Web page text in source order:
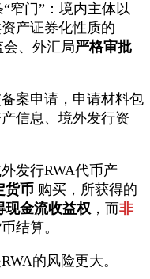
窄门”：境内主体以
产证券化性质的
、外汇局严格审批
案申请，申请材料包
信息、境外发行资
发行RWA代币产
货币 购买，所获得的
现金流收益权 ，而非
结算。
的风险更大。